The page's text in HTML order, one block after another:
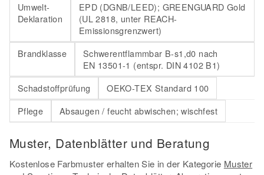
Umwelt-
Deklaration
EPD (DGNB/LEED); GREENGUARD Gold
(UL 2818, unter REACH-
Emissionsgrenzwert)
Brandklasse
Schwerentflammbar B-s1,d0 nach
EN 13501-1 (entspr. DIN 4102 B1)
Schadstoffprüfung
OEKO-TEX Standard 100
Pflege
Absaugen / feucht abwischen; wischfest
Muster, Datenblätter und Beratung
Kostenlose Farbmuster erhalten Sie in der Kategorie Muster